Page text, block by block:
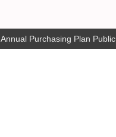
Annual Purchasing Plan Public